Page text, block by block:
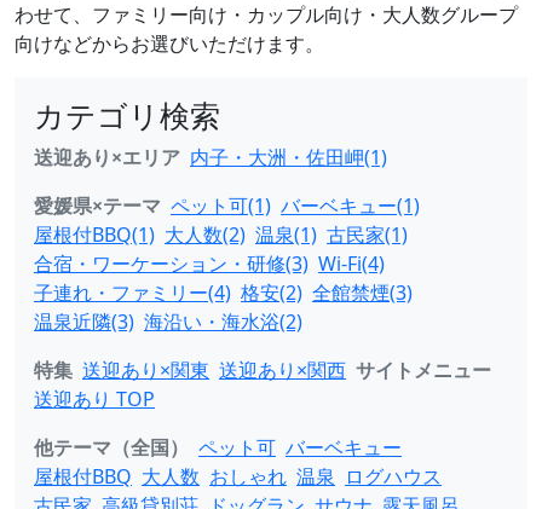
わせて、ファミリー向け・カップル向け・大人数グループ
向けなどからお選びいただけます。
カテゴリ検索
送迎あり×エリア 内子・大洲・佐田岬(1)
愛媛県×テーマ ペット可(1) バーベキュー(1)
屋根付BBQ(1) 大人数(2) 温泉(1) 古民家(1)
合宿・ワーケーション・研修(3) Wi-Fi(4)
子連れ・ファミリー(4) 格安(2) 全館禁煙(3)
温泉近隣(3) 海沿い・海水浴(2)
特集 送迎あり×関東 送迎あり×関西 サイトメニュー
送迎あり TOP
他テーマ（全国）
ペット可 バーベキュー
屋根付BBQ 大人数 おしゃれ 温泉 ログハウス